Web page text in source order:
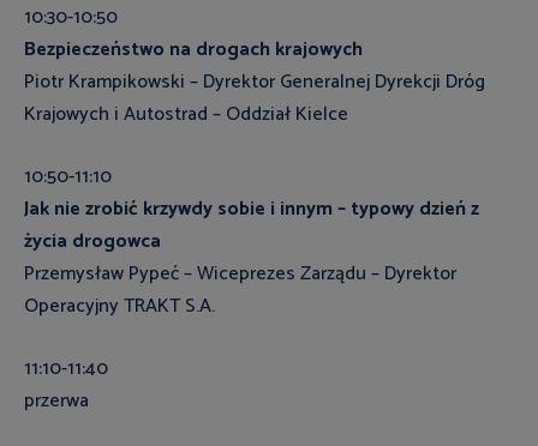
10:30-10:50
Bezpieczeństwo na drogach krajowych
Piotr Krampikowski – Dyrektor Generalnej Dyrekcji Dróg
Krajowych i Autostrad – Oddział Kielce
10:50-11:10
Jak nie zrobić krzywdy sobie i innym – typowy dzień z
życia drogowca
Przemysław Pypeć – Wiceprezes Zarządu – Dyrektor
Operacyjny TRAKT S.A.
11:10-11:40
przerwa